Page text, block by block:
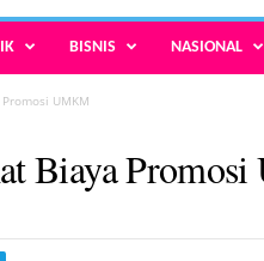
BISNIS NASIONAL
UMKM
Biaya